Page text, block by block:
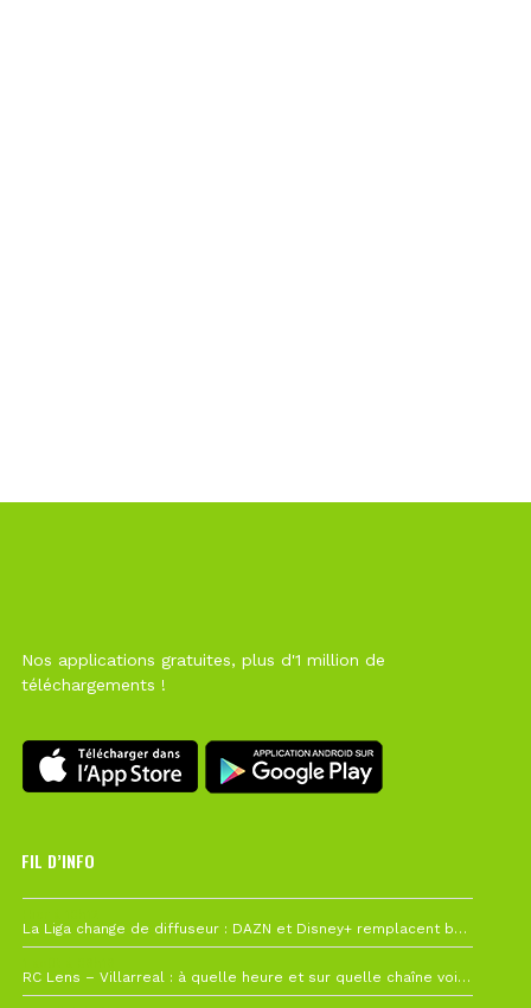
Nos applications gratuites, plus d'1 million de
téléchargements !
FIL D’INFO
La Liga change de diffuseur : DAZN et Disney+ remplacent beIN Sports !
RC Lens – Villarreal : à quelle heure et sur quelle chaîne voir la finale de la Como Cup ?